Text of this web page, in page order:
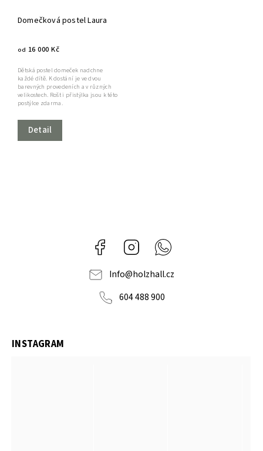
Domečková postel Laura
od 16 000 Kč
Detail
Dětská postel domeček nadchne
každé dítě. K dostání je ve dvou
barevných provedeních a v různých
velikostech. Rošt i přistýlka jsou k této
postýlce zdarma.
Facebook Instagram
Info@holzhall.cz
604 488 900
INSTAGRAM